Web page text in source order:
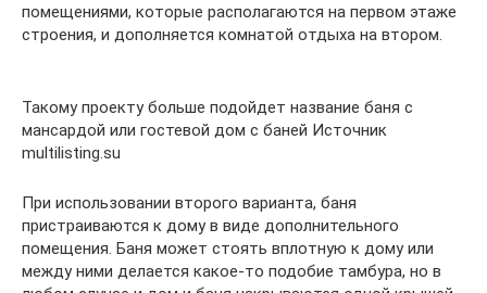
помещениями, которые располагаются на первом этаже
строения, и дополняется комнатой отдыха на втором.
Такому проекту больше подойдет название баня с
мансардой или гостевой дом с баней Источник
multilisting.su
При использовании второго варианта, баня
пристраиваются к дому в виде дополнительного
помещения. Баня может стоять вплотную к дому или
между ними делается какое-то подобие тамбура, но в